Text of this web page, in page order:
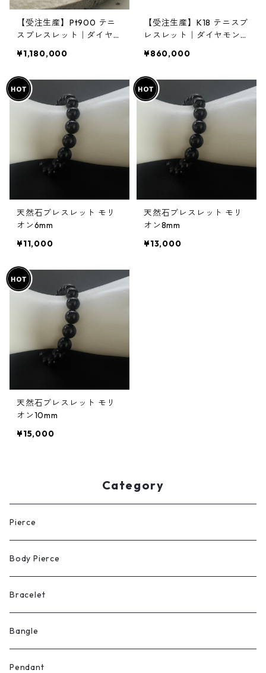
【受注生産】Pt900 テニ
スブレスレット｜ダイヤモ
omade.045
¥1,180,000
【受注生産】K18 テニスブ
レスレット｜ダイヤモンド
de.045
¥860,000
天然石ブレスレット モリ
オン6mm
¥11,000
天然石ブレスレット モリ
オン8mm
¥13,000
天然石ブレスレット モリ
オン10mm
¥15,000
Category
Pierce
Body Pierce
Bracelet
Bangle
Pendant